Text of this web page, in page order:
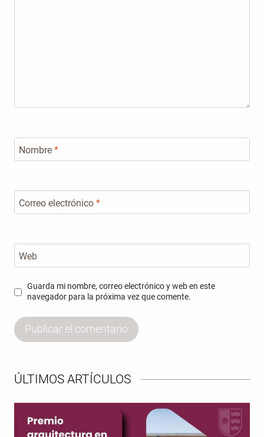
Nombre *
Correo electrónico *
Web
Guarda mi nombre, correo electrónico y web en este
navegador para la próxima vez que comente.
ÚLTIMOS ARTÍCULOS